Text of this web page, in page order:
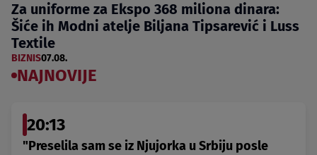
Za uniforme za Ekspo 368 miliona dinara:
Šiće ih Modni atelje Biljana Tipsarević i Luss
Textile
BIZNIS07.08.
NAJNOVIJE
20:13
"Preselila sam se iz Njujorka u Srbiju posle